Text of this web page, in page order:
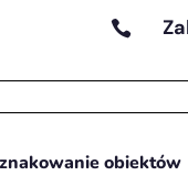

obiektów